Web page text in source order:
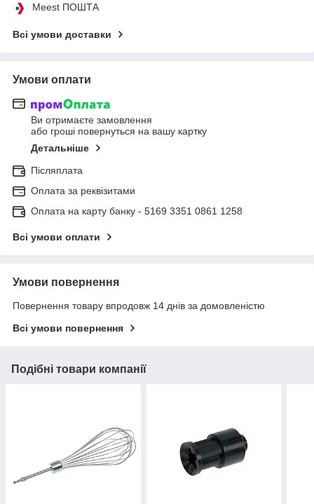
Meest ПОШТА
Всі умови доставки
Умови оплати
Ви отримаєте замовлення
або гроші повернуться на вашу картку
Детальніше
Післяплата
Оплата за реквізитами
Оплата на карту банку - 5169 3351 0861 1258
Всі умови оплати
Умови повернення
Повернення товару впродовж 14 днів за домовленістю
Всі умови повернення
Подібні товари компанії